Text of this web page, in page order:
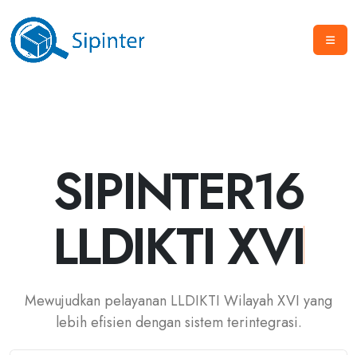
SIPINTER16
LLDIKTI XVI
Mewujudkan pelayanan LLDIKTI Wilayah XVI yang
lebih efisien dengan sistem terintegrasi.